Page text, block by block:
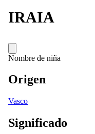
IRAIA
Nombre de niña
Origen
Vasco
Significado